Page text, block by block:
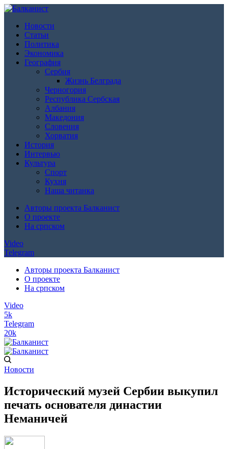
Новости
Статьи
Политика
Экономика
География
Сербия
Жизнь Белграда
Черногория
Республика Сербская
Албания
Македония
Словения
Хорватия
История
Интервью
Культура
Спорт
Кухня
Наша читанка
Авторы проекта Балканист
О проекте
На српском
Video
Telegram
Авторы проекта Балканист
О проекте
На српском
Video
5k
Telegram
20k
Новости
Исторический музей Сербии выкупил
печать основателя династии
Неманичей